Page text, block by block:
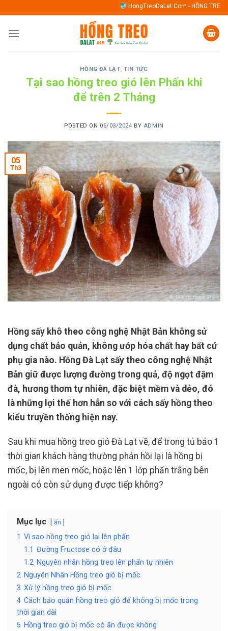
to
content
HongTreoDaLat.Com - HỒNG TREO GIÓ MANG ĐẬM TINH HOA VÀ
HỒNG ĐÀ LẠT, TIN TỨC
Tại sao hồng treo gió lên Phấn khi
để trên 2 Tháng
POSTED ON 05/03/2024 BY ADMIN
05
Th3
Hồng sấy khô theo công nghệ Nhật Bản không sử
dụng chất bảo quản, không ướp hóa chất hay bất cứ
phụ gia nào. Hồng Đà Lạt sấy theo công nghệ Nhật
Bản giữ được lượng đường trong quả, độ ngọt đậm
đà, hương thơm tự nhiên, đặc biệt mềm và dẻo, đó
là những lợi thế hơn hẳn so với cách sấy hồng theo
kiểu truyền thống hiện nay.
Sau khi mua hồng treo gió Đà Lạt về, để trong tủ bảo 1
thời gian khách hàng thường phản hồi lại là hồng bị
mốc, bị lên men mốc, hoặc lên 1 lớp phấn trắng bên
ngoài có còn sử dụng được tiếp không?
Mục lục ẩn
1 Vì sao hồng treo gió lại lên phấn
1.1 Đường Fructose có ở đâu
1.2 Nguyên nhân hồng treo lên phấn tự nhiên
2 Nguyên Nhân Hồng treo gió bị mốc
3 Xử lý hồng treo gió bị mốc
4 Cách bảo quản hồng treo gió để không bị mốc trong
thời gian dài
5 Hồng treo gió bị mốc có ăn được không